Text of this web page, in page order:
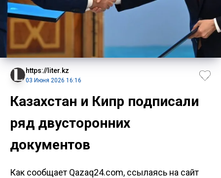
https://liter.kz
03 Июня 2026 16:16
Казахстан и Кипр подписали
ряд двусторонних
документов
Как сообщает Qazaq24.com, ссылаясь на сайт